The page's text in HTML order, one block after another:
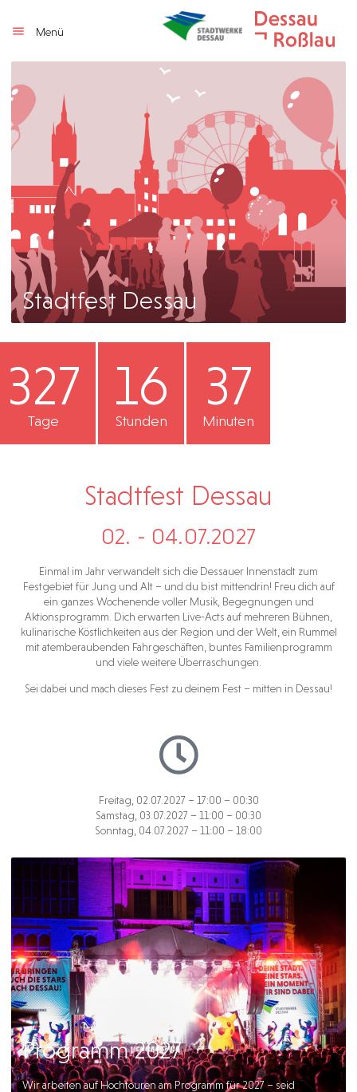
Menü
Stadtfest Dessau
327
Tage
16
Stunden
37
Minuten
Stadtfest Dessau
02. - 04.07.2027
Einmal im Jahr verwandelt sich die Dessauer Innenstadt zum
Festgebiet für Jung und Alt – und du bist mittendrin! Freu dich auf
ein ganzes Wochenende voller Musik, Begegnungen und
Aktionsprogramm. Dich erwarten Live-Acts auf mehreren Bühnen,
kulinarische Köstlichkeiten aus der Region und der Welt, ein Rummel
mit atemberaubenden Fahrgeschäften, buntes Familienprogramm
und viele weitere Überraschungen.
Sei dabei und mach dieses Fest zu deinem Fest – mitten in Dessau!
Freitag, 02.07.2027 – 17:00 – 00:30
Samstag, 03.07.2027 – 11:00 – 00:30
Sonntag, 04.07.2027 – 11:00 – 18:00
Programm 2027
Wir arbeiten auf Hochtouren am Programm für 2027 – seid